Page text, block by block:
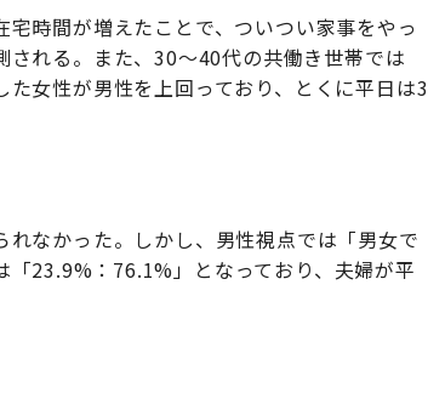
時間が増えたことで、ついつい家事をやっ
れる。また、30～40代の共働き世帯では
女性が男性を上回っており、とくに平日は3
なかった。しかし、男性視点では「男女で
23.9%：76.1%」となっており、夫婦が平